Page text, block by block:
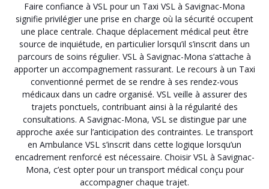
Faire confiance à VSL pour un Taxi VSL à Savignac-Mona
signifie privilégier une prise en charge où la sécurité occupent
une place centrale. Chaque déplacement médical peut être
source de inquiétude, en particulier lorsqu’il s’inscrit dans un
parcours de soins régulier. VSL à Savignac-Mona s’attache à
apporter un accompagnement rassurant. Le recours à un Taxi
conventionné permet de se rendre à ses rendez-vous
médicaux dans un cadre organisé. VSL veille à assurer des
trajets ponctuels, contribuant ainsi à la régularité des
consultations. A Savignac-Mona, VSL se distingue par une
approche axée sur l’anticipation des contraintes. Le transport
en Ambulance VSL s’inscrit dans cette logique lorsqu’un
encadrement renforcé est nécessaire. Choisir VSL à Savignac-
Mona, c’est opter pour un transport médical conçu pour
accompagner chaque trajet.